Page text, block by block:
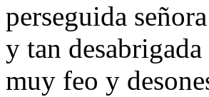
perseguida
y tan
muy feo y